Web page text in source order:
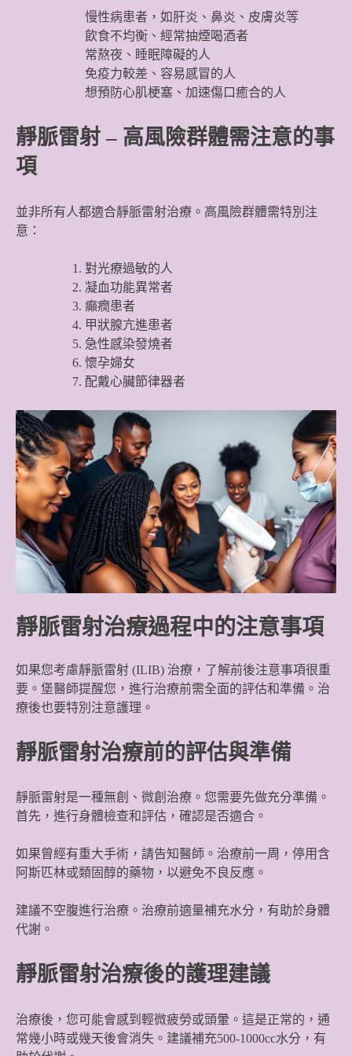
慢性病患者，如肝炎、鼻炎、皮膚炎等
飲食不均衡、經常抽煙喝酒者
常熬夜、睡眠障礙的人
免疫力較差、容易感冒的人
想預防心肌梗塞、加速傷口癒合的人
靜脈雷射 – 高風險群體需注意的事
項
並非所有人都適合靜脈雷射治療。高風險群體需特別注
意：
對光療過敏的人
凝血功能異常者
癲癇患者
甲狀腺亢進患者
急性感染發燒者
懷孕婦女
配戴心臟節律器者
靜脈雷射治療過程中的注意事項
如果您考慮靜脈雷射 (ILIB) 治療，了解前後注意事項很重
要。堡醫師提醒您，進行治療前需全面的評估和準備。治
療後也要特別注意護理。
靜脈雷射治療前的評估與準備
靜脈雷射是一種無創、微創治療。您需要先做充分準備。
首先，進行身體檢查和評估，確認是否適合。
如果曾經有重大手術，請告知醫師。治療前一周，停用含
阿斯匹林或類固醇的藥物，以避免不良反應。
建議不空腹進行治療。治療前適量補充水分，有助於身體
代謝。
靜脈雷射治療後的護理建議
治療後，您可能會感到輕微疲勞或頭暈。這是正常的，通
常幾小時或幾天後會消失。建議補充500-1000cc水分，有